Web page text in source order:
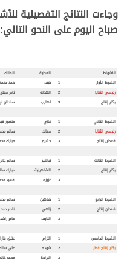
وجاءت النتائج التفصيلية
صباح اليوم على النحو التالي:
الأشواط المطية المالك
الشوط الأول
1 كيف حمد
رئيسي الثنايا
2 الهذله ثامر
بكار إنتاج
3 لهايب سلطان
الشوط الثاني 1 غازي منصور
رئيسي الثنايا
2 معاند سالم
قعدان إنتاج
3 حشيم مبارك
الشوط الثالث 1 تباشير سالم
بكار إنتاج
2 الشاهينية مبارك
3
غزيزه فهيد
الشوط الرابع 1 شاهين سالم
قعدان إنتاج
2 زاهي ناصر
3
النايف عامر
الشوط الخامس 1 التزام عتيق
بكار إنتاج قطر
2 شوده علي
3
البراحة محمد